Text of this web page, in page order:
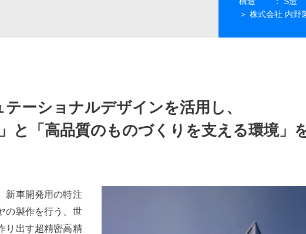
＞ 株式会社 内野
テーショナルデザインを活用し、
と「高品質のものづくりを支える環境」
新車開発用の特注
の製作を行う、世
り出す超精密高精